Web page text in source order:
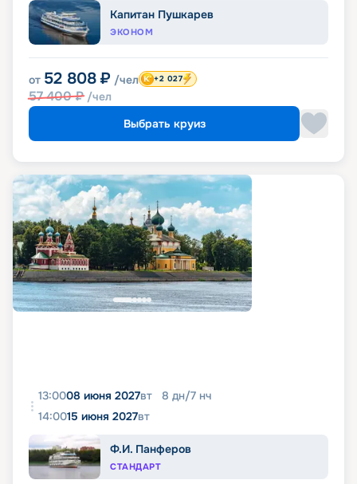
Капитан Пушкарев
ЭКОНОМ
от 52 808 ₽ /чел
57 400₽ /чел
+2 027
Выбрать круиз
13:0008 июня 2027вт 8 дн/7 нч
14:0015 июня 2027вт
Ф.И. Панферов
СТАНДАРТ